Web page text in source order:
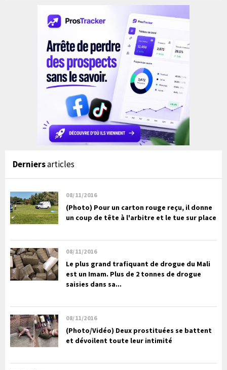
Derniersarticles
08/11/2016
(Photo) Pour un carton rouge reçu, il donne
un coup de tête à l'arbitre et le tue sur place
08/11/2016
Le plus grand trafiquant de drogue du Mali
est un Imam. Plus de 2 tonnes de drogue
saisies dans sa...
08/11/2016
(Photo/Vidéo) Deux prostituées se battent
et dévoilent toute leur intimité